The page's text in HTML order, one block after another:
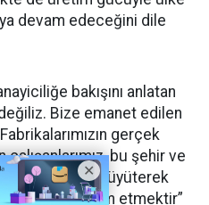
devam edeceğini dile
bakışını anlatan
Bize emanet edilen
gerçek
bu şehir ve
bu emaneti büyüterek
ellere teslim etmektir”